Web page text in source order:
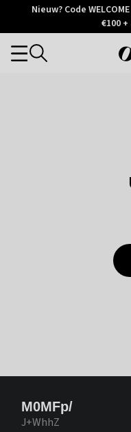
Otrium
Trustpilot
Nieuw? Code
€100
Categories
M0MFp/
J+WhhZ